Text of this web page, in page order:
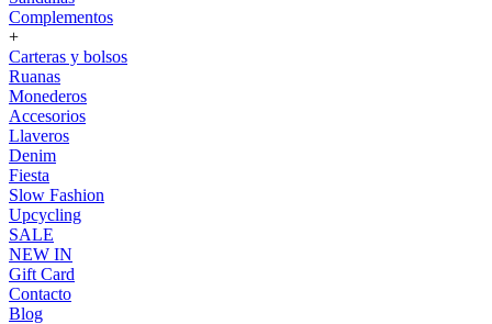
Complementos
+
Carteras y bolsos
Ruanas
Monederos
Accesorios
Llaveros
Denim
Fiesta
Slow Fashion
Upcycling
SALE
NEW IN
Gift Card
Contacto
Blog